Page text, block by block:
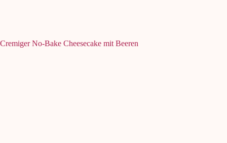
Cremiger No-Bake Cheesecake mit Beeren